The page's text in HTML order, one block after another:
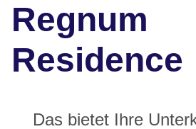
Regnum
Residence
Das bietet Ihre